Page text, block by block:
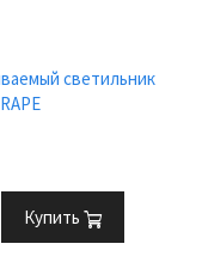
светильник
Купить